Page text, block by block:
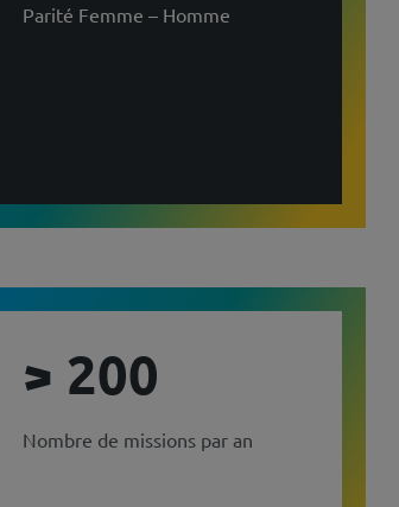
Parité Femme – Homme
> 200
Nombre de missions par an